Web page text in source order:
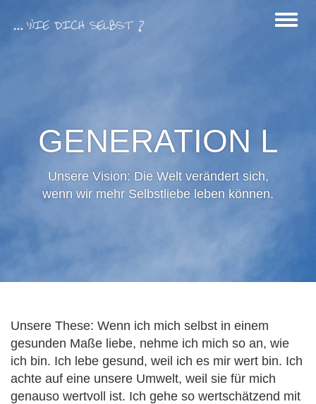
GENERATION L
Unsere Vision: Die Welt verändert sich,
wenn wir mehr Selbstliebe leben können.
Unsere These: Wenn ich mich selbst in einem
gesunden Maße liebe, nehme ich mich so an, wie
ich bin. Ich lebe gesund, weil ich es mir wert bin. Ich
achte auf eine unsere Umwelt, weil sie für mich
genauso wertvoll ist. Ich gehe so wertschätzend mit